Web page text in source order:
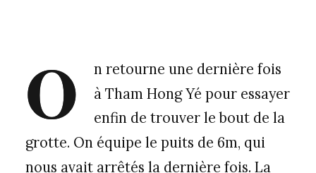
O
n retourne une dernière fois
à Tham Hong Yé pour essayer
enfin de trouver le bout de la
grotte. On équipe le puits de 6m, qui
nous avait arrêtés la dernière fois. La